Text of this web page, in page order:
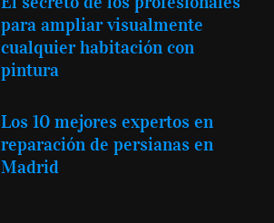
para ampliar visualmente
cualquier habitación con
pintura
Los 10 mejores expertos en
reparación de persianas en
Madrid